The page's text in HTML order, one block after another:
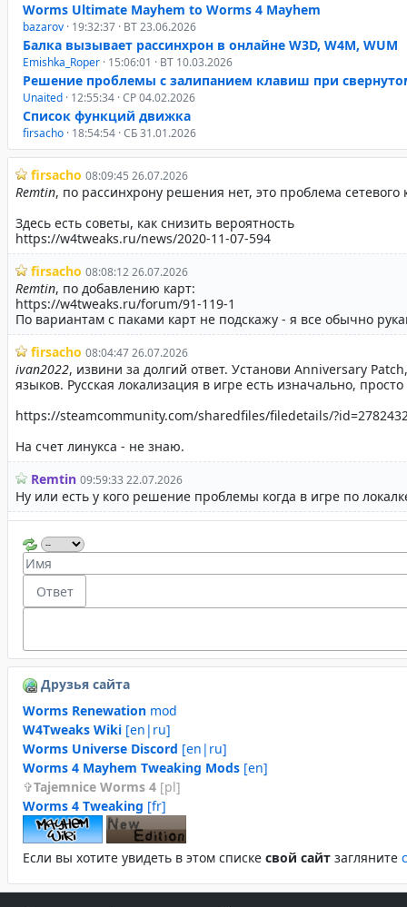
Worms Ultimate Mayhem to Worms 4 Mayhem
bazarov · 19:32:37 · ВТ 23.06.2026
Балка вызывает рассинхрон в онлайне W3D, W4M, WUM
Emishka_Roper · 15:06:01 · ВТ 10.03.2026
Решение проблемы с залипанием клавиш при
Unaited · 12:55:34 · СР 04.02.2026
Список функций движка
firsacho · 18:54:54 · СБ 31.01.2026
Друзья сайта
Worms Renewation mod
W4Tweaks Wiki [en|ru]
Worms Universe Discord [en|ru]
Worms 4 Mayhem Tweaking Mods [en]
Tajemnice Worms 4 [pl]
Worms 4 Tweaking [fr]
Если вы хотите увидеть в этом спиcке свой сайт загляните